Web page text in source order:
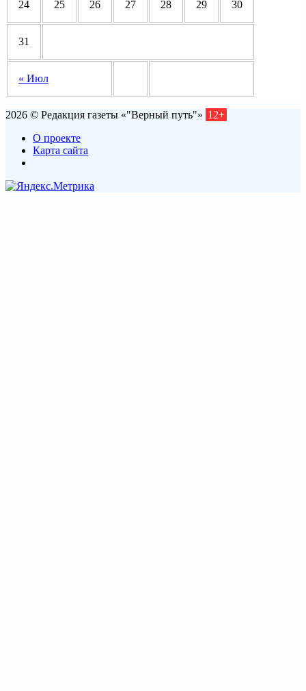
« Июл
24 25 26 27 28 29 30
31
2026 © Редакция газеты «"Верный путь"» 12+
О проекте
Карта сайта